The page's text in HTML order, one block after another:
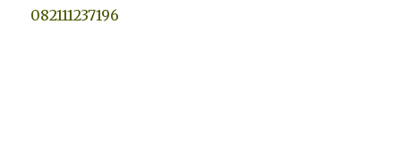
082111237196